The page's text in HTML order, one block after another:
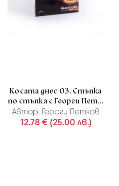
Косата днес 03. Стъпка
по стъпка с Георги Пет...
Автор: Георги Петков
12.78 € (25.00 лв.)